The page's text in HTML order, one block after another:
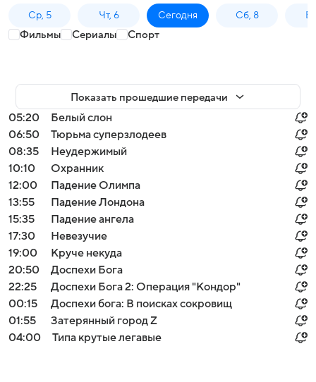
Ср, 5 Чт, 6 Сегодня Сб, 8
Фильмы Сериалы Спорт
Показать прошедшие передачи
05:20
Белый слон
06:50
Тюрьма суперзлодеев
08:35
Неудержимый
10:10
Охранник
12:00
Падение Олимпа
13:55
Падение Лондона
15:35
Падение ангела
17:30
Невезучие
19:00
Круче некуда
20:50
Доспехи Бога
22:25
Доспехи Бога 2: Операция "Кондор"
00:15
Доспехи бога: В поисках сокровищ
01:55
Затерянный город Z
04:00
Типа крутые легавые